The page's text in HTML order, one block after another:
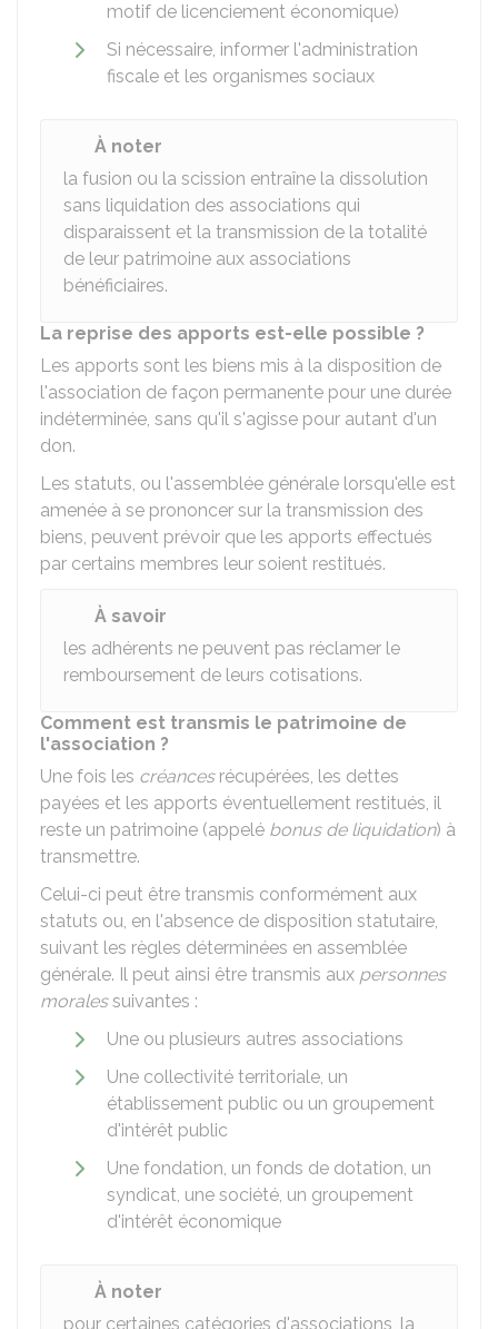
motif de licenciement économique)
Si nécessaire, informer l'administration
fiscale et les organismes sociaux
À noter
la fusion ou la scission entraîne la dissolution
sans liquidation des associations qui
disparaissent et la transmission de la totalité
de leur patrimoine aux associations
bénéficiaires.
La reprise des apports est-elle possible ?
Les apports sont les biens mis à la disposition de
l'association de façon permanente pour une durée
indéterminée, sans qu'il s'agisse pour autant d'un
don.
Les statuts, ou l'assemblée générale lorsqu'elle est
amenée à se prononcer sur la transmission des
biens, peuvent prévoir que les apports effectués
par certains membres leur soient restitués.
À savoir
les adhérents ne peuvent pas réclamer le
remboursement de leurs cotisations.
Comment est transmis le patrimoine de
l'association ?
Une fois les créancesrécupérées, les dettes
payées et les apports éventuellement restitués, il
reste un patrimoine (appelé bonus de liquidation) à
transmettre.
Celui-ci peut être transmis conformément aux
statuts ou, en l'absence de disposition statutaire,
suivant les règles déterminées en assemblée
générale. Il peut ainsi être transmis aux personnes
moralessuivantes :
Une ou plusieurs autres associations
Une collectivité territoriale, un
établissement public ou un groupement
d'intérêt public
Une fondation, un fonds de dotation, un
syndicat, une société, un groupement
d'intérêt économique
À noter
pour certaines catégories d'associations, la